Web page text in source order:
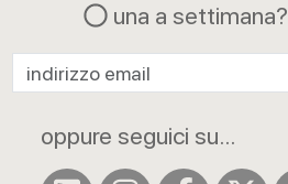
una a settimana?
oppure seguici su...